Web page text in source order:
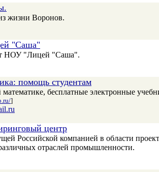
жизни Воронов.
"Саша"
НОУ "Лицей "Саша".
помощь студентам
бесплатные электронные
]
центр
Российской компанией в области
отраслей промышленности.